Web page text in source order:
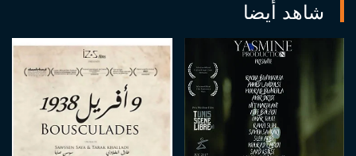
شاهد أيضا